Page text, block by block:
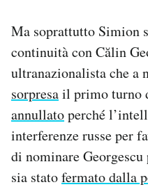
Ma soprattutto Simion
continuità con Călin
ultranazionalista che a
sorpresail primo turno
annullatoperché
interferenze russe per
di nominare
sia statofermato dalla